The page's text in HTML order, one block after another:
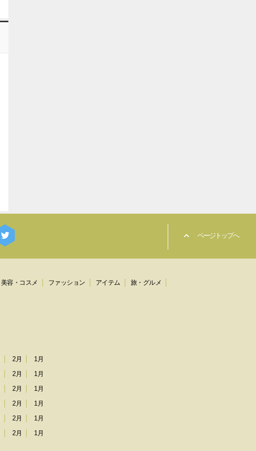
ページトップへ
美容・コスメ ファッション アイテム
旅・グルメ
2月
1月
2月
1月
2月
1月
2月
1月
2月
1月
2月
1月